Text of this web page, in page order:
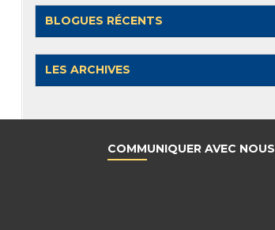
BLOGUES RÉCENTS
LES ARCHIVES
COMMUNIQUER AVEC NOUS